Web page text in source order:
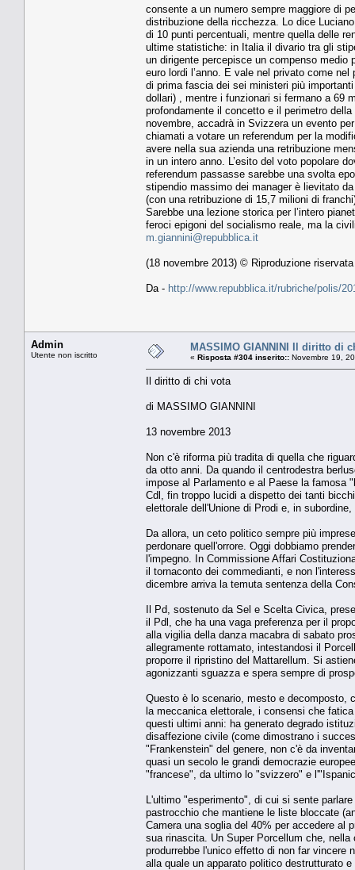
consente a un numero sempre maggiore di
distribuzione della ricchezza. Lo dice
di 10 punti percentuali, mentre quella delle
ultime statistiche: in Italia il divario tra gli
un dirigente percepisce un compenso medio
euro lordi l’anno. E vale nel privato come
di prima fascia dei sei ministeri più
dollari) , mentre i funzionari si fermano a 69
profondamente il concetto e il perimetro
novembre, accadrà in Svizzera un evento
chiamati a votare un referendum per la
avere nella sua azienda una retribuzione
in un intero anno. L’esito del voto popolare
referendum passasse sarebbe una svolta
stipendio massimo dei manager è lievitato
(con una retribuzione di 15,7 milioni di
Sarebbe una lezione storica per l’intero
feroci epigoni del socialismo reale, ma la
m.giannini@repubblica.it
(18 novembre 2013) © Riproduzione riservata
Da - http://www.repubblica.it/rubriche/polis/
Admin
Utente non iscritto
MASSIMO GIANNINI Il diritto di
« Risposta #304 inserito:: Novembre 19,
Il diritto di chi vota
di MASSIMO GIANNINI
13 novembre 2013
Non c'è riforma più tradita di quella che
da otto anni. Da quando il centrodestra
impose al Parlamento e al Paese la famosa
Cdl, fin troppo lucidi a dispetto dei tanti
elettorale dell'Unione di Prodi e, in
Da allora, un ceto politico sempre più
perdonare quell'orrore. Oggi dobbiamo
l'impegno. In Commissione Affari
il tornaconto dei commedianti, e non
dicembre arriva la temuta sentenza della
Il Pd, sostenuto da Sel e Scelta Civica,
il Pdl, che ha una vaga preferenza per il
alla vigilia della danza macabra di sabato
allegramente rottamato, intestandosi il
proporre il ripristino del Mattarellum. Si
agonizzanti sguazza e spera sempre di
Questo è lo scenario, mesto e decomposto,
la meccanica elettorale, i consensi che
questi ultimi anni: ha generato degrado
disaffezione civile (come dimostrano i
"Frankenstein" del genere, non c'è da
quasi un secolo le grandi democrazie
"francese", da ultimo lo "svizzero" e
L'ultimo "esperimento", di cui si sente
pastrocchio che mantiene le liste bloccate
Camera una soglia del 40% per accedere al
sua rinascita. Un Super Porcellum che,
produrrebbe l'unico effetto di non far vincere
alla quale un apparato politico destrutturato